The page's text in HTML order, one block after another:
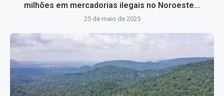
milhões em mercadorias ilegais no Noroeste...
25 de maio de 2025